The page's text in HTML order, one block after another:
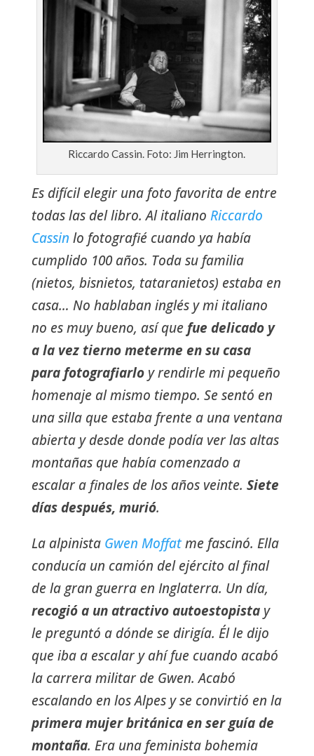
Riccardo Cassin. Foto: Jim Herrington.
Es difícil elegir una foto favorita de entre
todas las del libro. Al italiano Riccardo
Cassin lo fotografié cuando ya había
cumplido 100 años. Toda su familia
(nietos, bisnietos, tataranietos) estaba en
casa… No hablaban inglés y mi italiano
no es muy bueno, así quefue delicado y
a la vez tierno meterme en su casa
para fotografiarloy rendirle mi pequeño
homenaje al mismo tiempo. Se sentó en
una silla que estaba frente a una ventana
abierta y desde donde podía ver las altas
montañas que había comenzado a
escalar a finales de los años veinte. Siete
días después, murió.
La alpinista Gwen Moffatme fascinó. Ella
conducía un camión del ejército al final
de la gran guerra en Inglaterra. Un día,
recogió a un atractivo autoestopistay
le preguntó a dónde se dirigía. Él le dijo
que iba a escalar y ahí fue cuando acabó
la carrera militar de Gwen. Acabó
escalando en los Alpes y se convirtió en la
primera mujer británica en ser guía de
montaña. Era una feminista bohemia